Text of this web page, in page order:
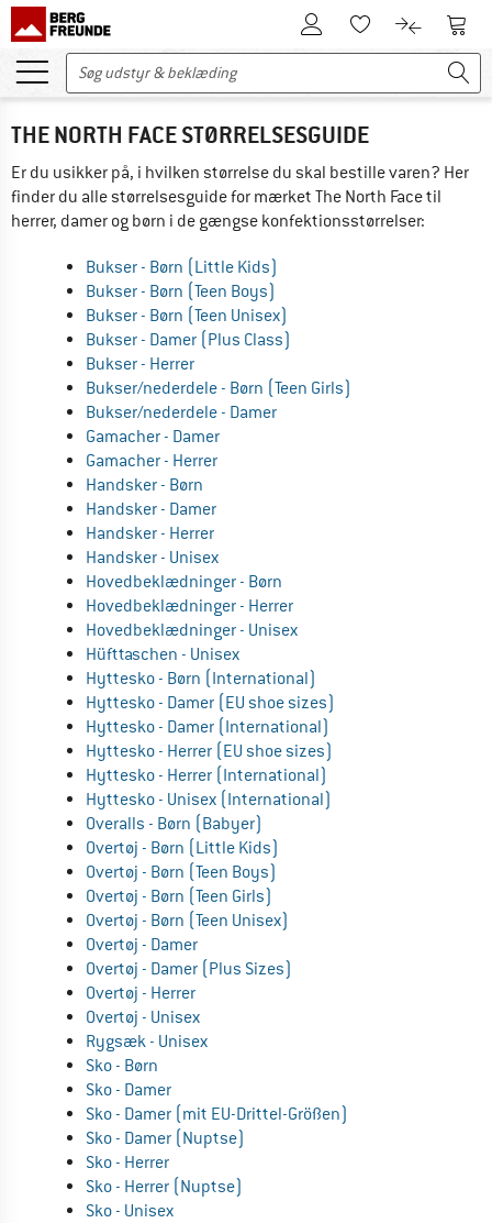
Til kundekontoenTil huskesedlen.
Til Til
THE NORTH FACE STØRRELSESGUIDE
Er du usikker på, i hvilken størrelse du skal bestille varen? Her
finder du alle størrelsesguide for mærket The North Face til
herrer, damer og børn i de gængse konfektionsstørrelser:
Bukser - Børn (Little Kids)
Bukser - Børn (Teen Boys)
Bukser - Børn (Teen Unisex)
Bukser - Damer (Plus Class)
Bukser - Herrer
Bukser/nederdele - Børn (Teen Girls)
Bukser/nederdele - Damer
Gamacher - Damer
Gamacher - Herrer
Handsker - Børn
Handsker - Damer
Handsker - Herrer
Handsker - Unisex
Hovedbeklædninger - Børn
Hovedbeklædninger - Herrer
Hovedbeklædninger - Unisex
Hüfttaschen - Unisex
Hyttesko - Børn (International)
Hyttesko - Damer (EU shoe sizes)
Hyttesko - Damer (International)
Hyttesko - Herrer (EU shoe sizes)
Hyttesko - Herrer (International)
Hyttesko - Unisex (International)
Overalls - Børn (Babyer)
Overtøj - Børn (Little Kids)
Overtøj - Børn (Teen Boys)
Overtøj - Børn (Teen Girls)
Overtøj - Børn (Teen Unisex)
Overtøj - Damer
Overtøj - Damer (Plus Sizes)
Overtøj - Herrer
Overtøj - Unisex
Rygsæk - Unisex
Sko - Børn
Sko - Damer
Sko - Damer (mit EU-Drittel-Größen)
Sko - Damer (Nuptse)
Sko - Herrer
Sko - Herrer (Nuptse)
Sko - Unisex